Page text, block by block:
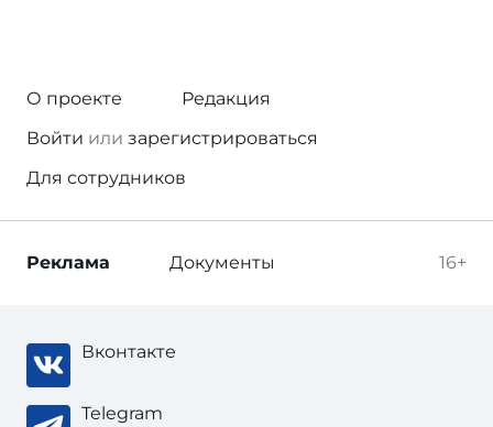
О проекте
Редакция
Войти или зарегистрироваться
Для сотрудников
16+
Реклама Документы
Вконтакте
Telegram